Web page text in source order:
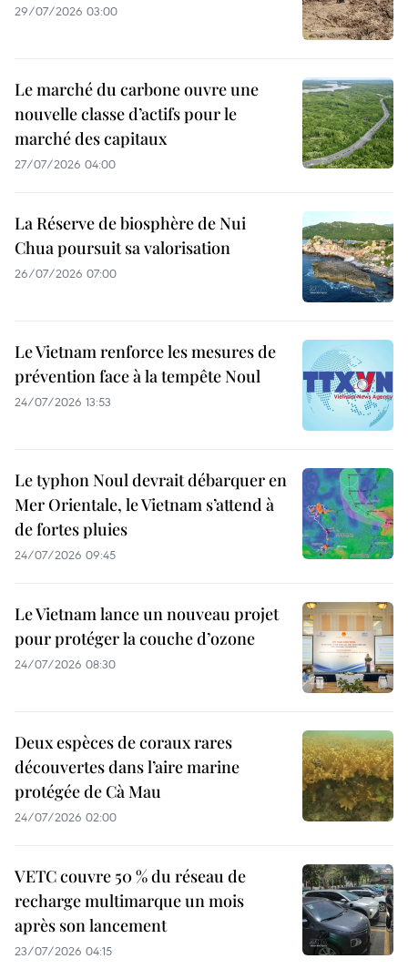
29/07/2026 03:00
Le marché du carbone ouvre une
nouvelle classe d’actifs pour le
marché des capitaux
27/07/2026 04:00
La Réserve de biosphère de Nui
Chua poursuit sa valorisation
26/07/2026 07:00
Le Vietnam renforce les mesures de
prévention face à la tempête Noul
24/07/2026 13:53
Le typhon Noul devrait débarquer en
Mer Orientale, le Vietnam s’attend à
de fortes pluies
24/07/2026 09:45
Le Vietnam lance un nouveau projet
pour protéger la couche d’ozone
24/07/2026 08:30
Deux espèces de coraux rares
découvertes dans l’aire marine
protégée de Cà Mau
24/07/2026 02:00
VETC couvre 50 % du réseau de
recharge multimarque un mois
après son lancement
23/07/2026 04:15